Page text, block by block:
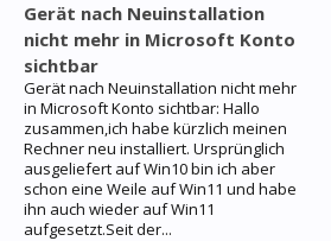
Gerät nach Neuinstallation
nicht mehr in Microsoft Konto
sichtbar
Gerät nach Neuinstallation nicht mehr
in Microsoft Konto sichtbar: Hallo
zusammen,ich habe kürzlich meinen
Rechner neu installiert. Ursprünglich
ausgeliefert auf Win10 bin ich aber
schon eine Weile auf Win11 und habe
ihn auch wieder auf Win11
aufgesetzt.Seit der...